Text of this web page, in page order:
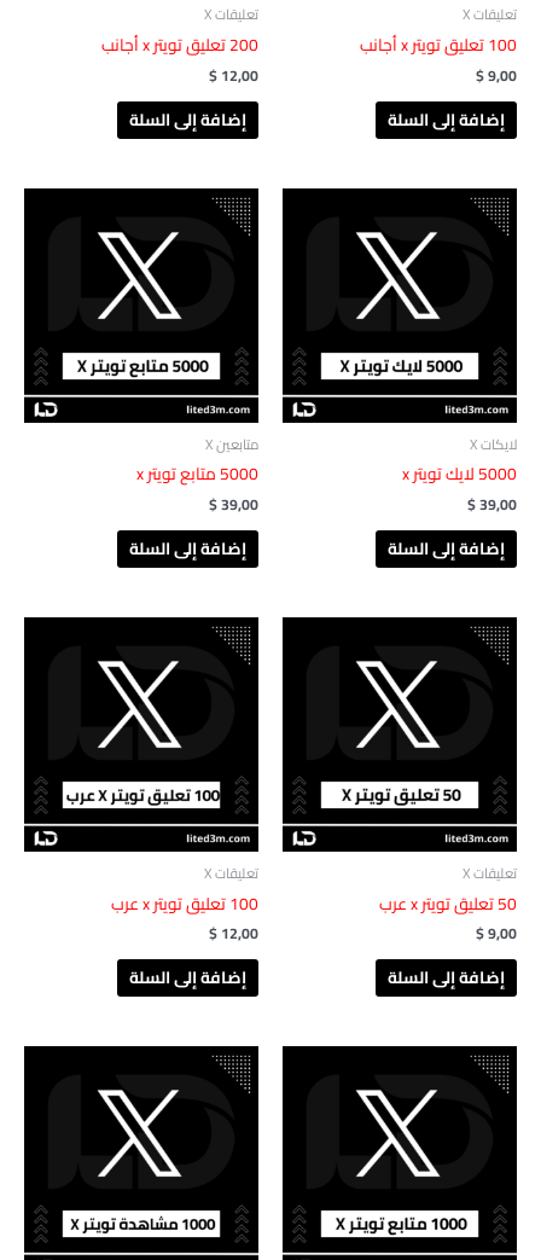
تعليقات X
‎ 100تعليق تويتر x أجانب
$9,00
إضافة إلى السلة
تعليقات X
‎ 200تعليق تويتر x أجانب
$12,00
إضافة إلى السلة
لايكات X
‎ 5000لايك‏‏‎ تويتر x
$39,00
إضافة إلى السلة
متابعين X
$39,00
إضافة إلى السلة
تعليقات X
‎ 50تعليق تويتر x عرب‎‏‏‎
$9,00
إضافة إلى السلة
تعليقات X
100 تعليق تويتر x عرب
$12,00
إضافة إلى السلة